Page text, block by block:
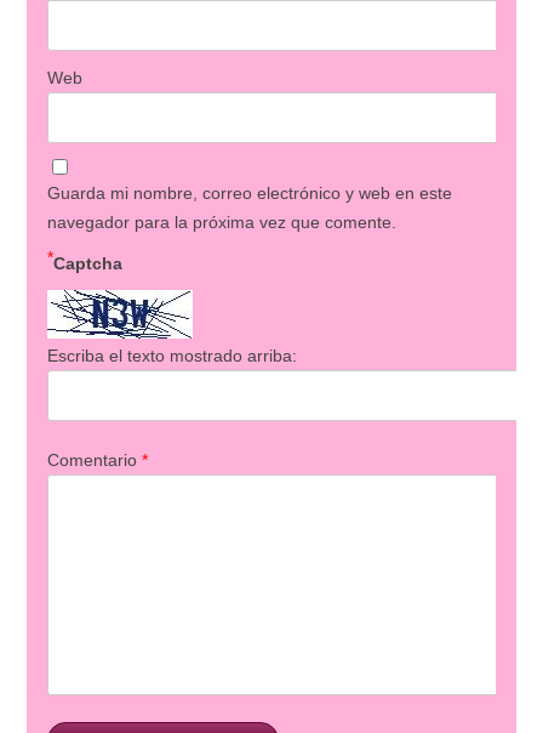
Web
Guarda mi nombre, correo electrónico y web en este
navegador para la próxima vez que comente.
Captcha
*
Escriba el texto mostrado arriba:
Comentario *